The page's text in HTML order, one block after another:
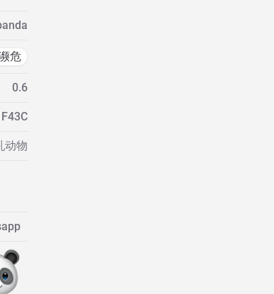
危
0.6
动物